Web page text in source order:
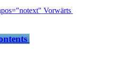
Vorwärts